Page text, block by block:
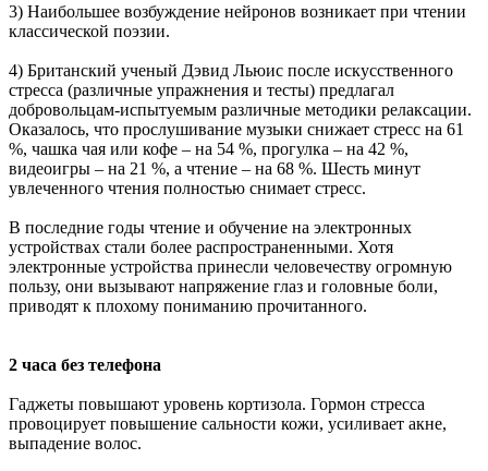
3) Наибольшее возбуждение нейронов возникает при чтении
классической поэзии.
4) Британский ученый Дэвид Льюис после искусственного
стресса (различные упражнения и тесты) предлагал
добровольцам-испытуемым различные методики релаксации.
Оказалось, что прослушивание музыки снижает стресс на 61
%, чашка чая или кофе – на 54 %, прогулка – на 42 %,
видеоигры – на 21 %, а чтение – на 68 %. Шесть минут
увлеченного чтения полностью снимает стресс.
В последние годы чтение и обучение на электронных
устройствах стали более распространенными. Хотя
электронные устройства принесли человечеству огромную
пользу, они вызывают напряжение глаз и головные боли,
приводят к плохому пониманию прочитанного.
2 часа без телефона
Гаджеты повышают уровень кортизола. Гормон стресса
провоцирует повышение сальности кожи, усиливает акне,
выпадение волос.